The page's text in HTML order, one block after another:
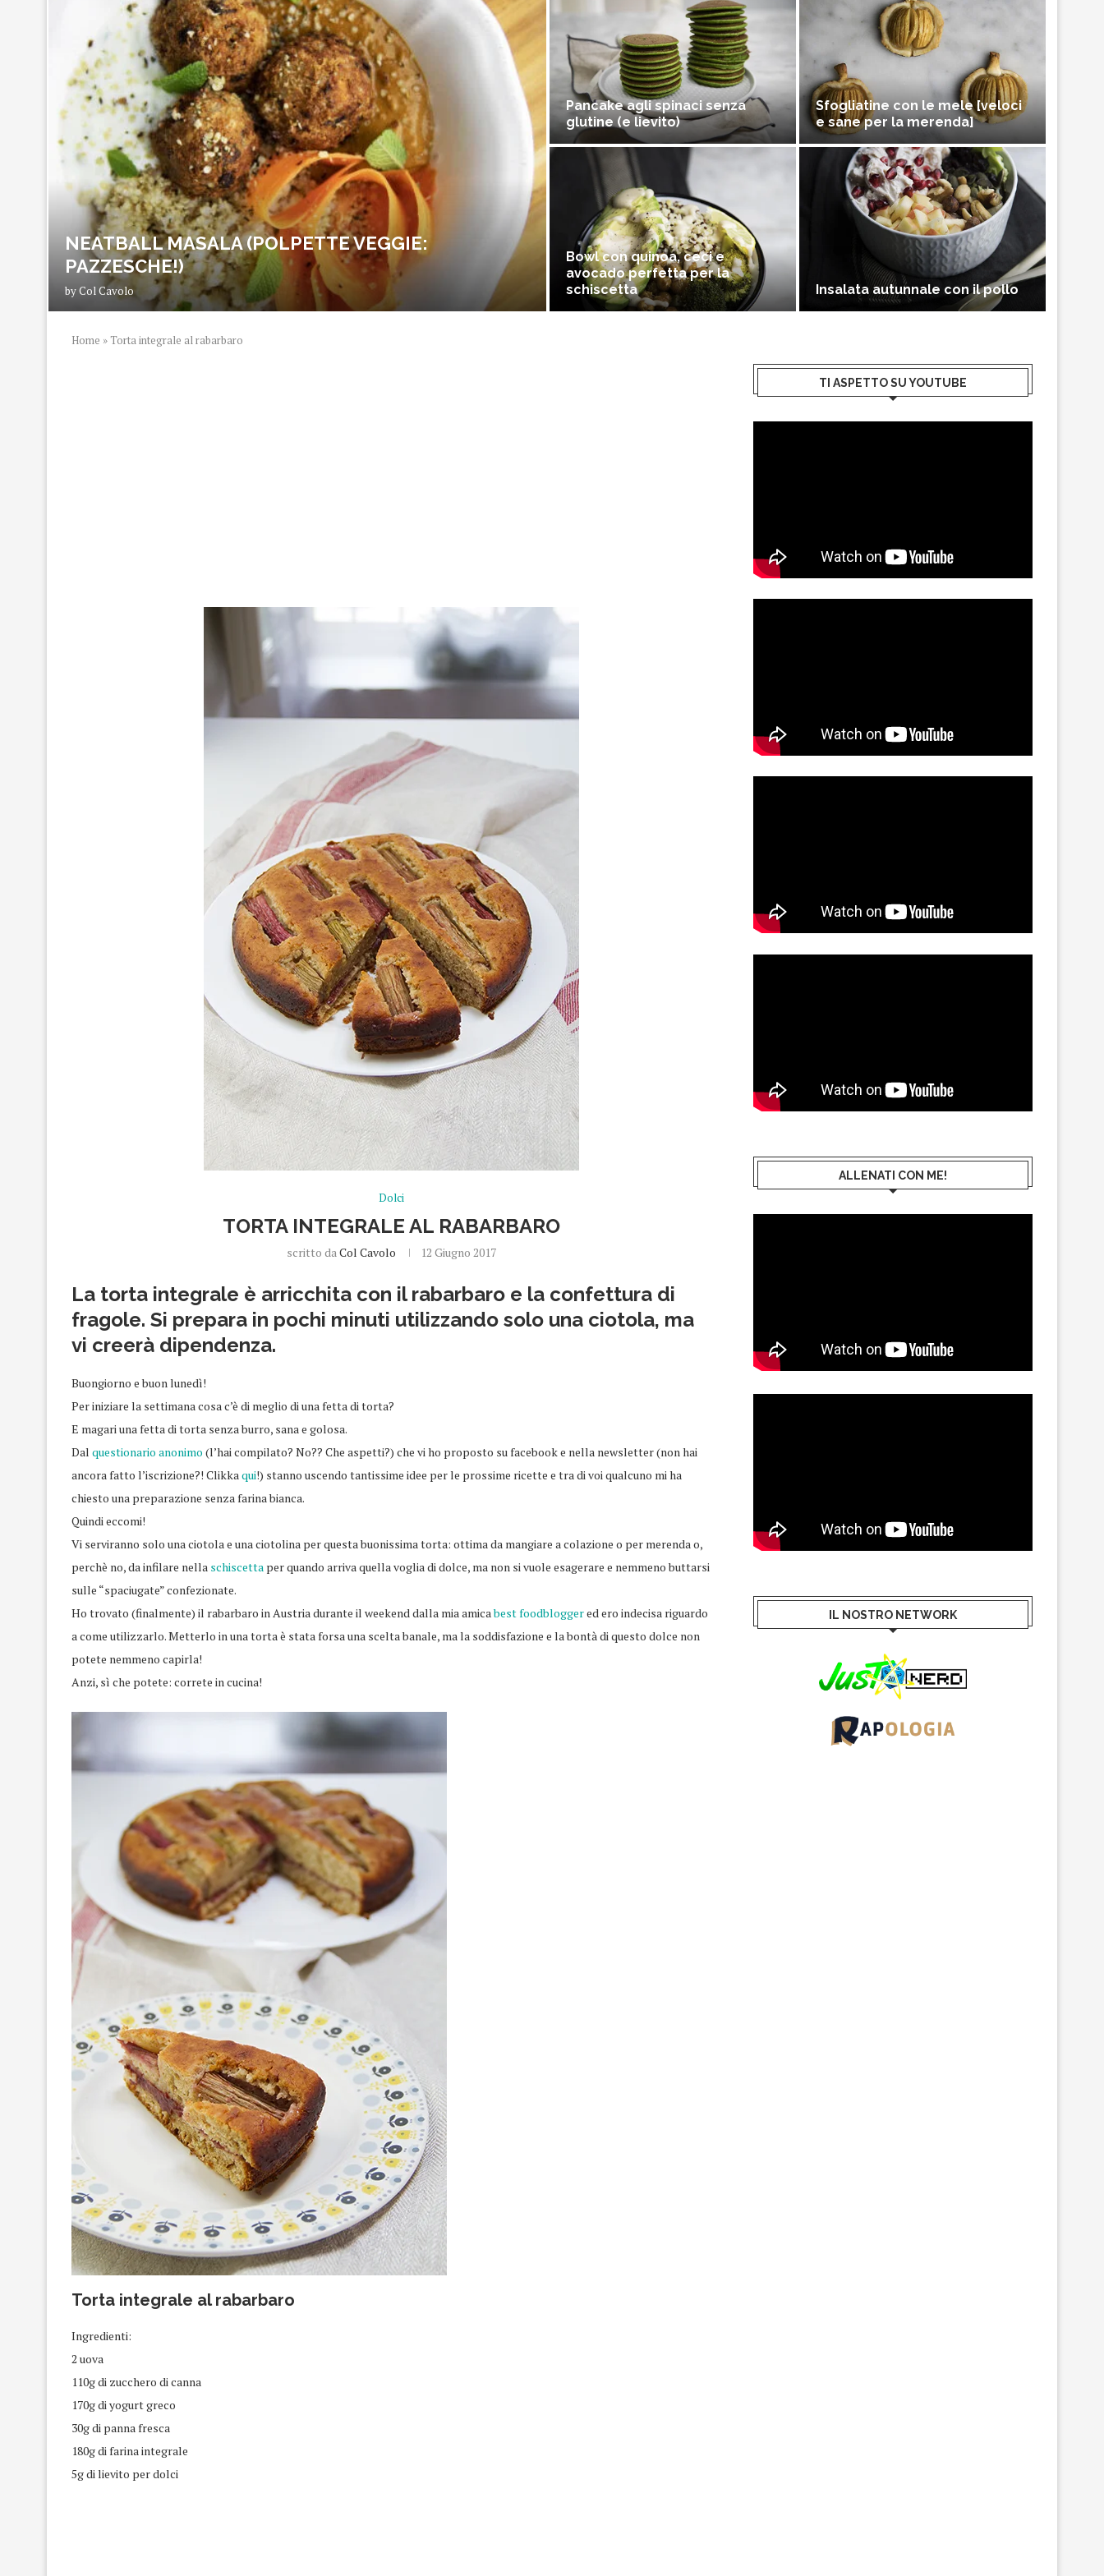
NEATBALL MASALA (POLPETTE VEGGIE:
PAZZESCHE!)
byCol Cavolo
Pancake agli spinaci senza
glutine (e lievito)
Bowl con quinoa, ceci e
avocado perfetta per la
schiscetta
Sfogliatine con le mele [veloci
e sane per la merenda]
Insalata autunnale con il pollo
Home »Torta integrale al rabarbaro
Dolci
TORTA INTEGRALE AL RABARBARO
scritto daCol Cavolo 12 Giugno 2017
La torta integrale è arricchita con il rabarbaro e la confettura di
fragole. Si prepara in pochi minuti utilizzando solo una ciotola, ma
vi creerà dipendenza.
Buongiorno e buon lunedì!
Per iniziare la settimana cosa c’è di meglio di una fetta di torta?
E magari una fetta di torta senza burro, sana e golosa.
Dal questionario anonimo (l’hai compilato? No?? Che aspetti?) che vi ho proposto su facebook e nella newsletter (non hai
ancora fatto l’iscrizione?! Clikkaqui!) stanno uscendo tantissime idee per le prossime ricette e tra di voi qualcuno mi ha
chiesto una preparazione senza farina bianca.
Quindi eccomi!
Vi serviranno solo una ciotola e una ciotolina per questa buonissima torta: ottima da mangiare a colazione o per merenda o,
perchè no, da infilare nella schiscetta per quando arriva quella voglia di dolce, ma non si vuole esagerare e nemmeno buttarsi
sulle “spaciugate” confezionate.
Ho trovato (finalmente) il rabarbaro in Austria durante il weekend dalla mia amicabest foodbloggered ero indecisa riguardo
a come utilizzarlo. Metterlo in una torta è stata forsa una scelta banale, ma la soddisfazione e la bontà di questo dolce non
potete nemmeno capirla!
Anzi, sì che potete: correte in cucina!
Torta integrale al rabarbaro
Ingredienti:
2 uova
110g di zucchero di canna
170g di yogurt greco
30g di panna fresca
180g di farina integrale
5g di lievito per dolci
TI ASPETTO SU YOUTUBE
ALLENATI CON ME!
IL NOSTRO NETWORK